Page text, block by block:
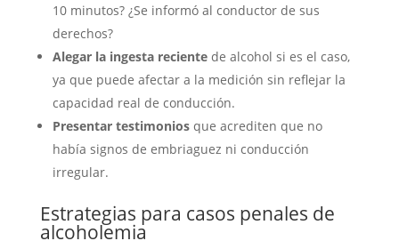
10 minutos? ¿Se informó al conductor de sus
derechos?
Alegar la ingesta recientede alcohol si es el caso,
ya que puede afectar a la medición sin reflejar la
capacidad real de conducción.
Presentar testimoniosque acrediten que no
había signos de embriaguez ni conducción
irregular.
Estrategias para casos penales de
alcoholemia